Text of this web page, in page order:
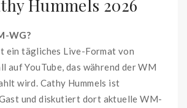
Hummels 2026
WG?
ein tägliches Live-Format von
auf YouTube, das während der WM
wird. Cathy Hummels ist
und diskutiert dort aktuelle WM-